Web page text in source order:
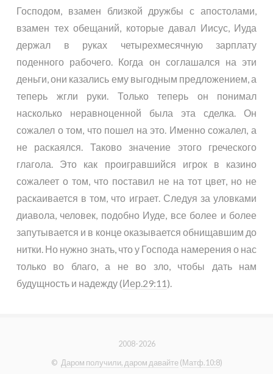
Господом, взамен близкой дружбы с апостолами,
взамен тех обещаний, которые давал Иисус, Иуда
держал в руках четырехмесячную зарплату
поденного рабочего. Когда он соглашался на эти
деньги, они казались ему выгодным предложением, а
теперь жгли руки. Только теперь он понимал
насколько неравноценной была эта сделка. Он
сожалел о том, что пошел на это. Именно сожалел, а
не раскаялся. Таково значение этого греческого
глагола. Это как проигравшийся игрок в казино
сожалеет о том, что поставил не на тот цвет, но не
раскаивается в том, что играет. Следуя за уловками
диавола, человек, подобно Иуде, все более и более
запутывается и в конце оказывается обнищавшим до
нитки. Но нужно знать, что у Господа намерения о нас
только во благо, а не во зло, чтобы дать нам
будущность и надежду (Иер.29:11 ).
2008-2026
© Даром получили, даром давайте(Матф.10:8)